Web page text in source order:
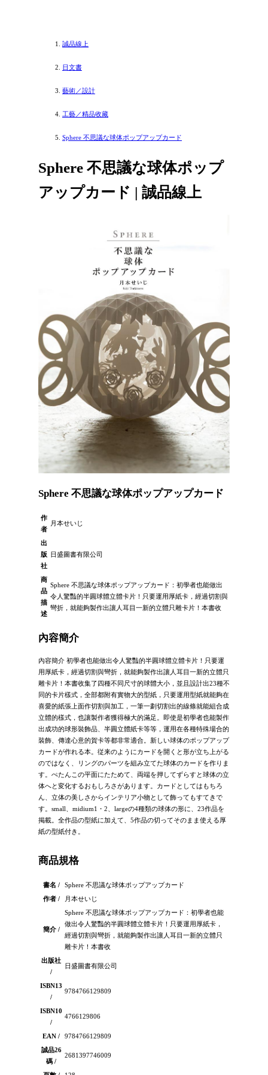
誠品線上
日文書
藝術／設計
工藝／精品收藏
Sphere 不思議な球体ポップアップカード
Sphere 不思議な球体ポップ
アップカード | 誠品線上
Sphere 不思議な球体ポップアップカード
作
者
月本せいじ
出
版
社
日盛圖書有限公司
商
品
描
述
Sphere 不思議な球体ポップアップカード：初學者也能做出
令人驚豔的半圓球體立體卡片！只要運用厚紙卡，經過切割與
彎折，就能夠製作出讓人耳目一新的立體只雕卡片！本書收
內容簡介
內容簡介 初學者也能做出令人驚豔的半圓球體立體卡片！只要運
用厚紙卡，經過切割與彎折，就能夠製作出讓人耳目一新的立體只
雕卡片！本書收集了四種不同尺寸的球體大小，並且設計出23種不
同的卡片樣式，全部都附有實物大的型紙，只要運用型紙就能夠在
喜愛的紙張上面作切割與加工，一筆一劃切割出的線條就能組合成
立體的樣式，也讓製作者獲得極大的滿足。即使是初學者也能製作
出成功的球形裝飾品、半圓立體紙卡等等，運用在各種特殊場合的
裝飾、傳達心意的賀卡等都非常適合。新しい球体のポップアップ
カードが作れる本。従来のようにカードを開くと形が立ち上がる
のではなく、リングのパーツを組み立てた球体のカードを作りま
す。ぺたんこの平面にたためて、両端を押してずらすと球体の立
体へと変化するおもしろさがあります。カードとしてはもちろ
ん、立体の美しさからインテリア小物として飾ってもすてきで
す。small、midium1・2、largeの4種類の球体の形に、23作品を
掲載。全作品の型紙に加えて、5作品の切ってそのまま使える厚
紙の型紙付き。
商品規格
書名 /
Sphere 不思議な球体ポップアップカード
作者 /
月本せいじ
簡介 /
Sphere 不思議な球体ポップアップカード：初學者也能
做出令人驚豔的半圓球體立體卡片！只要運用厚紙卡，
經過切割與彎折，就能夠製作出讓人耳目一新的立體只
雕卡片！本書收
出版社
/
日盛圖書有限公司
ISBN13
/
9784766129809
ISBN10
/
4766129806
EAN /
9784766129809
誠品26
碼 /
2681397746009